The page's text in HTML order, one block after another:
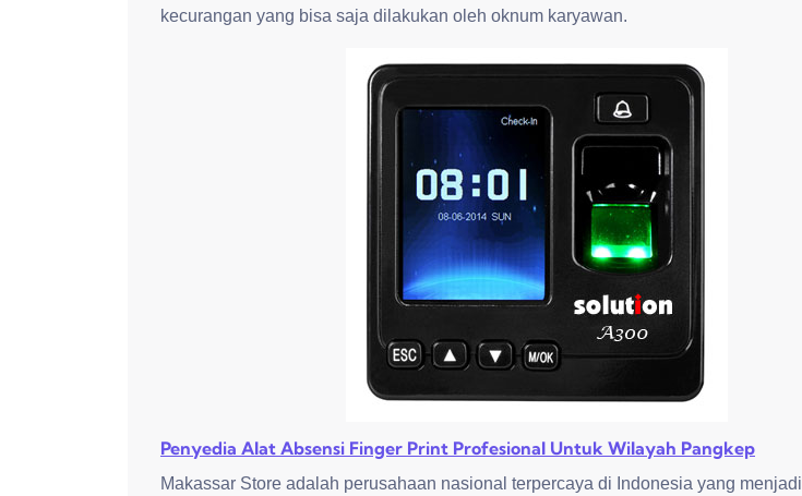
kecurangan yang bisa saja dilakukan oleh oknum karyawan.
Penyedia Alat Absensi Finger Print Profesional Untuk Wilayah Pangkep
Makassar Store adalah perusahaan nasional terpercaya di Indonesia yang menjadi